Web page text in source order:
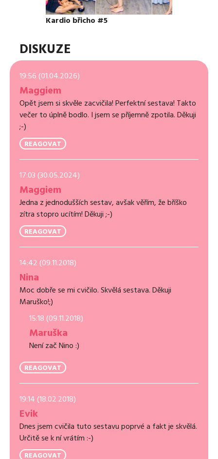
Kardio břicho #5
DISKUZE
19:56 (01.04.2026)
Maggiem
Opět jsem si skvěle zacvičila! Perfektní sestava! Takto
večer to úplně bodlo. I jsem se příjemně zpotila. Děkuji
;-)
REAGOVAT
17:03 (30.05.2024)
Maggiem
Jedna z jednodušších sestav, avšak věřím, že bříško
zítra stopro ucítím! Děkuji ;-)
REAGOVAT
14:42 (09.11.2018)
Nina
Moc dobře se mi cvičilo. Skvělá sestava. Děkuji
Maruško!;)
15:18 (09.11.2018)
Maruška
Není zač Nino :)
REAGOVAT
19:14 (18.02.2018)
Evik
Dnes jsem cvičila tuto sestavu poprvé a fakt je skvělá.
Určitě se k ní vrátím :-)
REAGOVAT